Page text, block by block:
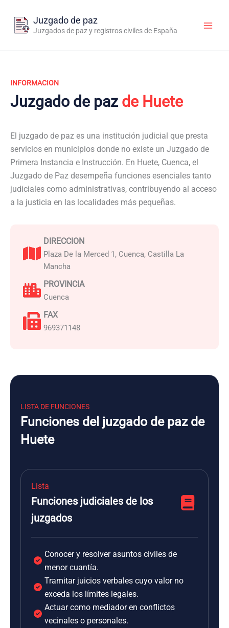
contenido
Juzgado de paz
Juzgados de paz y registros civiles de España
INFORMACION
Juzgado de paz de Huete
El juzgado de paz es una institución judicial que presta
servicios en municipios donde no existe un Juzgado de
Primera Instancia e Instrucción. En Huete, Cuenca, el
Juzgado de Paz desempeña funciones esenciales tanto
judiciales como administrativas, contribuyendo al acceso
a la justicia en las localidades más pequeñas.
DIRECCION
Plaza De la Merced 1, Cuenca, Castilla La
Mancha
PROVINCIA
Cuenca
FAX
969371148
LISTA DE FUNCIONES
Funciones del juzgado de paz de
Huete
Lista
Funciones judiciales de los
juzgados
Conocer y resolver asuntos civiles de
menor cuantía.
Tramitar juicios verbales cuyo valor no
exceda los límites legales.
Actuar como mediador en conflictos
vecinales o personales.